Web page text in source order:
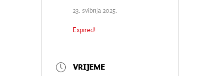
23. svibnja 2025.
Expired!